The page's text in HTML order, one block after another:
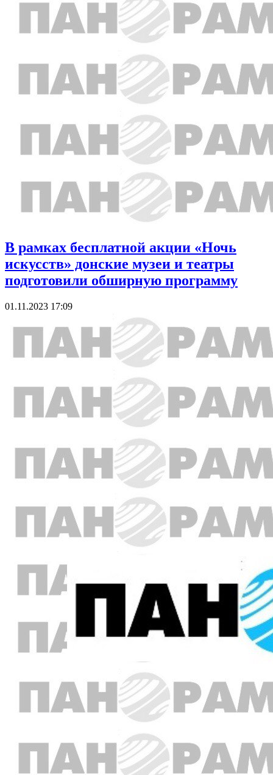
В рамках бесплатной акции «Ночь
искусств» донские музеи и театры
подготовили обширную программу
01.11.2023 17:09